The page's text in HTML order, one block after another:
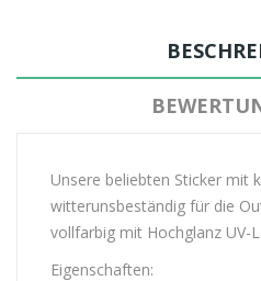
Unsere beliebten Sticker mit
witterunsbeständig für die
vollfarbig mit Hochglanz UV-
Eigenschaften: